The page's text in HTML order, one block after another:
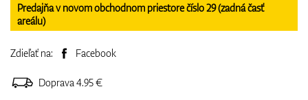
Predajňa v novom obchodnom priestore číslo 29 (zadná časť
areálu)
Zdieľať na: Facebook
Doprava 4.95 €